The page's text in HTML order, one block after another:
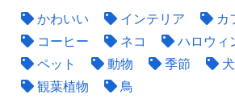
かわいい インテリア カ
コーヒー
ネコ ハロウィ
ペット
動物 季節 犬
観葉植物
鳥